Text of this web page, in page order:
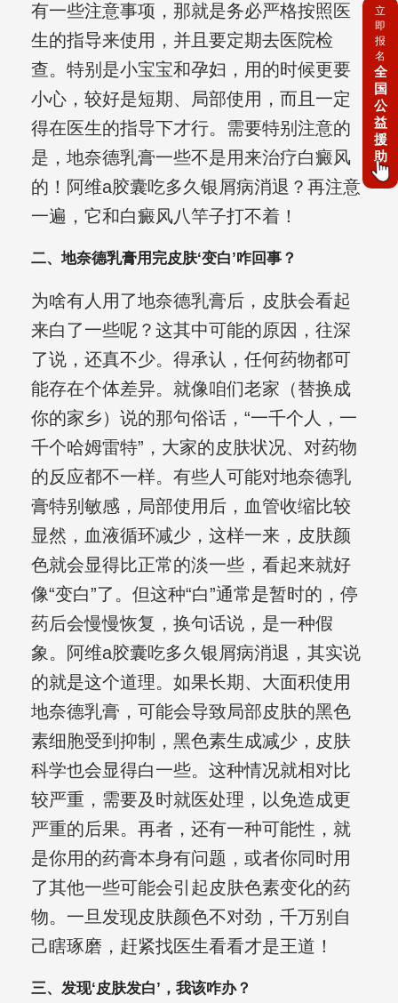
有一些注意事项，那就是务必严格按照医
生的指导来使用，并且要定期去医院检
查。特别是小宝宝和孕妇，用的时候更要
小心，较好是短期、局部使用，而且一定
得在医生的指导下才行。需要特别注意的
是，地奈德乳膏一些不是用来治疗白癜风
的！阿维a胶囊吃多久银屑病消退？再注意
一遍，它和白癜风八竿子打不着！
二、地奈德乳膏用完皮肤‘变白’咋回事？
为啥有人用了地奈德乳膏后，皮肤会看起
来白了一些呢？这其中可能的原因，往深
了说，还真不少。得承认，任何药物都可
能存在个体差异。就像咱们老家（替换成
你的家乡）说的那句俗话，“一千个人，一
千个哈姆雷特”，大家的皮肤状况、对药物
的反应都不一样。有些人可能对地奈德乳
膏特别敏感，局部使用后，血管收缩比较
显然，血液循环减少，这样一来，皮肤颜
色就会显得比正常的淡一些，看起来就好
像“变白”了。但这种“白”通常是暂时的，停
药后会慢慢恢复，换句话说，是一种假
象。阿维a胶囊吃多久银屑病消退，其实说
的就是这个道理。如果长期、大面积使用
地奈德乳膏，可能会导致局部皮肤的黑色
素细胞受到抑制，黑色素生成减少，皮肤
科学也会显得白一些。这种情况就相对比
较严重，需要及时就医处理，以免造成更
严重的后果。再者，还有一种可能性，就
是你用的药膏本身有问题，或者你同时用
了其他一些可能会引起皮肤色素变化的药
物。一旦发现皮肤颜色不对劲，千万别自
己瞎琢磨，赶紧找医生看看才是王道！
三、发现‘皮肤发白’，我该咋办？
立
即
报
名
全
国
公
益
援
助